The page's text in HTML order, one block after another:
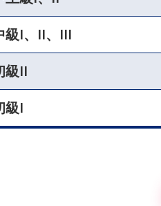
級I、II、III
級II
級I